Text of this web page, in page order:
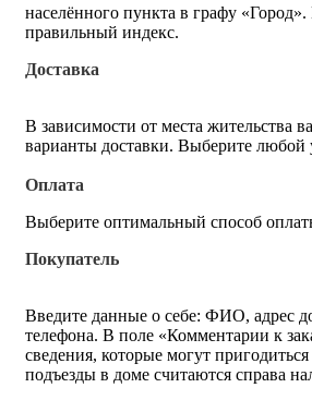
населённого пункта в графу
правильный индекс.
Доставка
В зависимости от места жительства
варианты доставки. Выберите любой
Оплата
Выберите оптимальный способ
Покупатель
Введите данные о себе: ФИО, адрес
телефона. В поле «Комментарии к
сведения, которые могут
подъезды в доме считаются справа